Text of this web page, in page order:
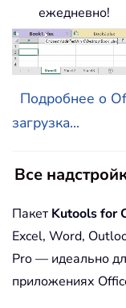
ежедневно!
Подробнее о
загрузка...
Все
Пакет Kutools for
Excel, Word,
Pro — идеально
приложениях